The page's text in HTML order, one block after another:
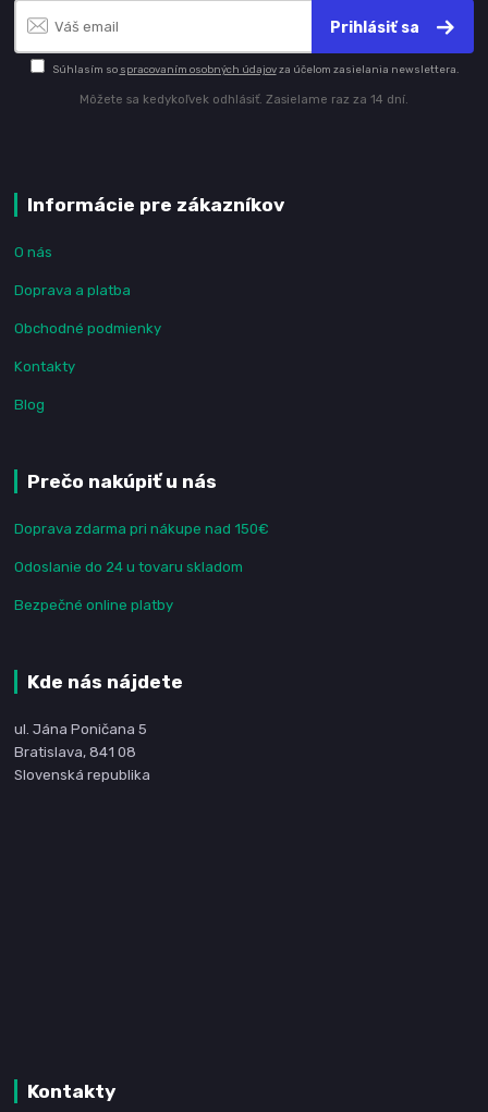
Prihlásiť sa
Súhlasím so spracovaním osobných údajovza účelom zasielania newslettera.
Môžete sa kedykoľvek odhlásiť. Zasielame raz za 14 dní.
Informácie pre zákazníkov
O nás
Doprava a platba
Obchodné podmienky
Kontakty
Blog
Prečo nakúpiť u nás
Doprava zdarma pri nákupe nad 150€
Odoslanie do 24 u tovaru skladom
Bezpečné online platby
Kde nás nájdete
ul. Jána Poničana 5
Bratislava, 841 08
Slovenská republika
Kontakty